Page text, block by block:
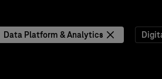
Data Platform & Analytics